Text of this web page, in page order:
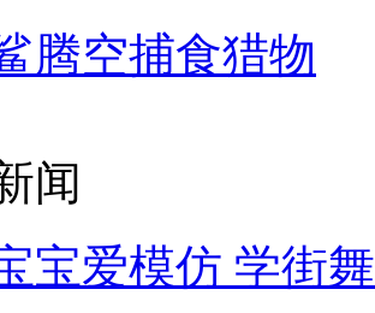
腾空捕食猎物
闻
宝爱模仿 学街